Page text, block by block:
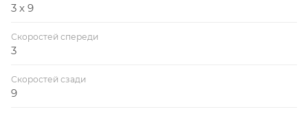
3 x 9
Скоростей спереди
3
Скоростей сзади
9